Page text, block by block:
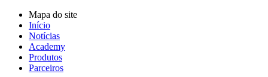
Mapa do site
Início
Notícias
Academy
Produtos
Parceiros